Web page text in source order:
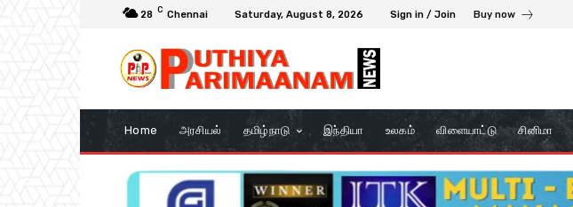
28 C Chennai Saturday, August 8, 2026 Sign in / Join Buy now
Home அரசியல் தமிழ்நாடு இந்தியா உலகம் விளையாட்டு சினிமா